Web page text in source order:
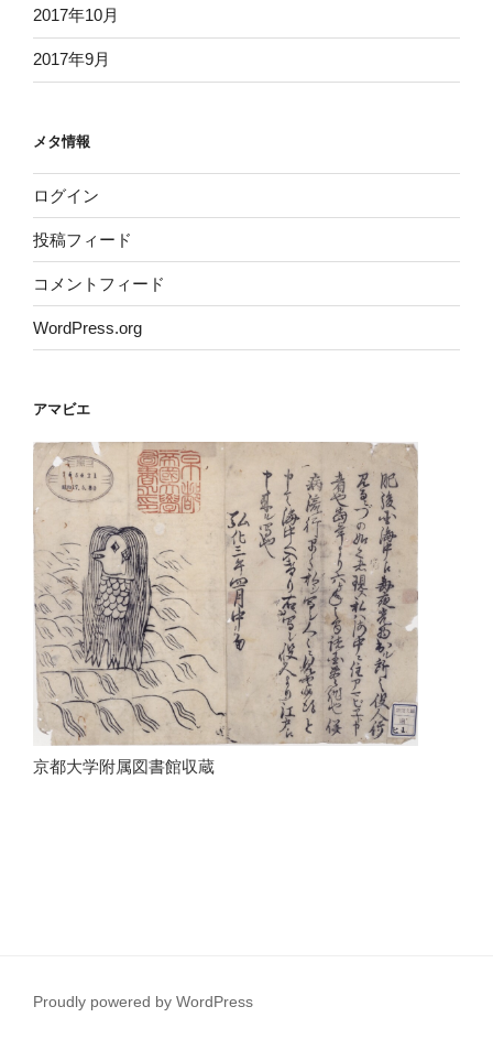
2017年10月
2017年9月
メタ情報
ログイン
投稿フィード
コメントフィード
WordPress.org
アマビエ
京都大学附属図書館収蔵
Proudly powered by WordPress